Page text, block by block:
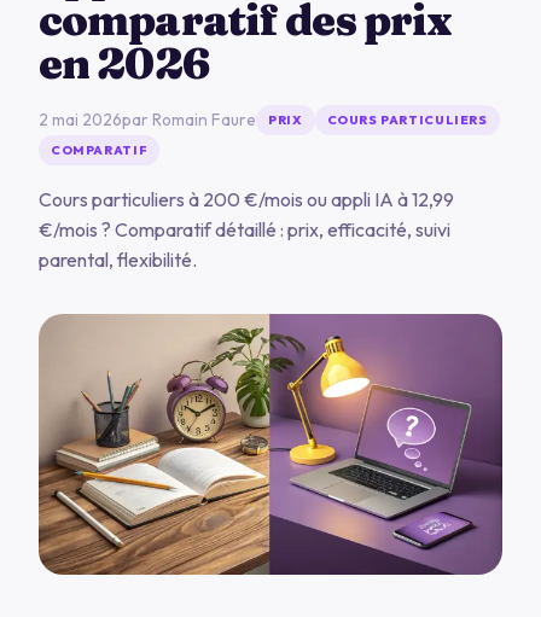
comparatif des prix
en 2026
2 mai 2026par Romain Faure PRIX
COURS PARTICULIERS
COMPARATIF
Cours particuliers à 200 €/mois ou appli IA à 12,99
€/mois ? Comparatif détaillé : prix, efficacité, suivi
parental, flexibilité.